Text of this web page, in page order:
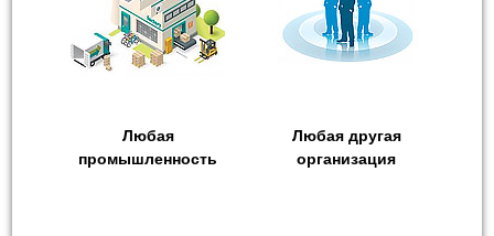
Любая
промышленность
Любая другая
организация